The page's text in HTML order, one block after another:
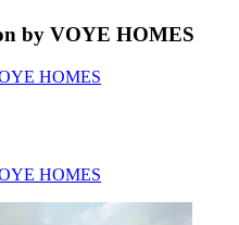
by VOYE HOMES
HOMES
HOMES